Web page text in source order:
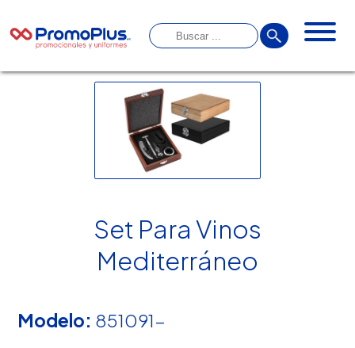
Set Para Vinos
Mediterráneo
Modelo: 851091-